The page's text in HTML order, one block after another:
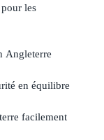
les
Angleterre
en équilibre
facilement